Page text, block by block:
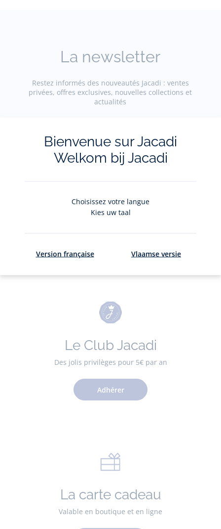
La newsletter
Restez informés des nouveautés Jacadi : ventes
privées, offres exclusives, nouvelles collections et
actualités
(exemple :
jacquesadit@gmail.com)
Pour plus d'informations sur vos données personnelles,
Le Club Jacadi
Des jolis privilèges pour 5€ par an
Adhérer
La carte cadeau
Valable en boutique et en ligne
Bienvenue sur Jacadi
Welkom bij Jacadi
Choisissez votre langue
Kies uw taal
Version française Vlaamse versie